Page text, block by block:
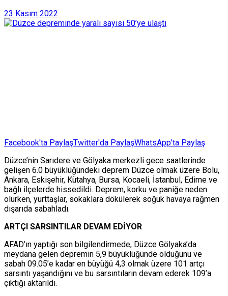
23 Kasım 2022
Facebook'ta PaylaşTwitter'da PaylaşWhatsApp'ta Paylaş
Düzce’nin Sarıdere ve Gölyaka merkezli gece saatlerinde
gelişen 6.0 büyüklüğündeki deprem Düzce olmak üzere Bolu,
Ankara, Eskişehir, Kütahya, Bursa, Kocaeli, İstanbul, Edirne ve
bağlı ilçelerde hissedildi. Deprem, korku ve paniğe neden
olurken, yurttaşlar, sokaklara dökülerek soğuk havaya rağmen
dışarıda sabahladı.
ARTÇI SARSINTILAR DEVAM EDİYOR
AFAD’ın yaptığı son bilgilendirmede, Düzce Gölyaka’da
meydana gelen depremin 5,9 büyüklüğünde olduğunu ve
sabah 09.05’e kadar en büyüğü 4,3 olmak üzere 101 artçı
sarsıntı yaşandığını ve bu sarsıntıların devam ederek 109’a
çıktığı aktarıldı.